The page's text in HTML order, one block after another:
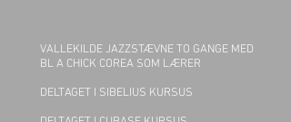
VALLEKILDE JAZZSTÆVNE TO GANGE MED
BL A CHICK COREA SOM LÆRER
DELTAGET I SIBELIUS KURSUS